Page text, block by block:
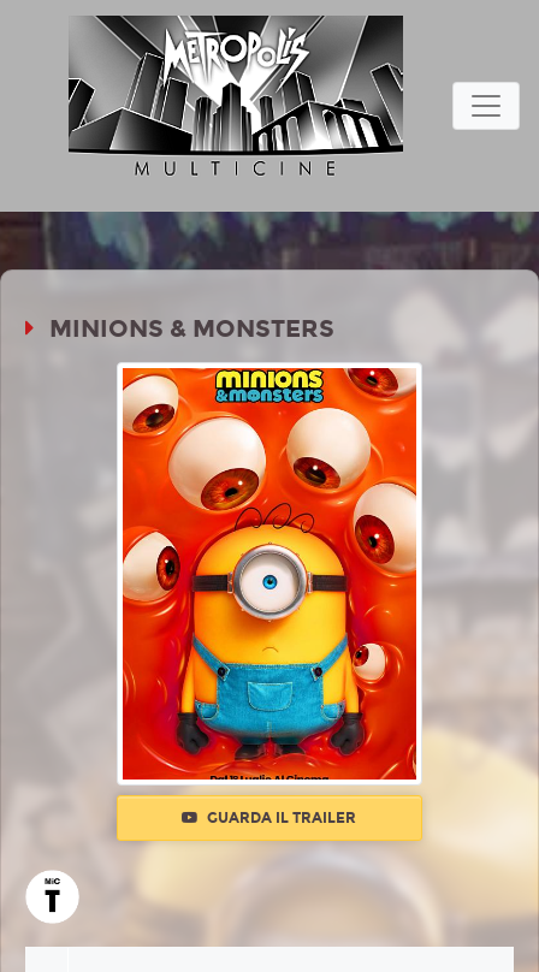
MINIONS & MONSTERS
GUARDA IL TRAILER